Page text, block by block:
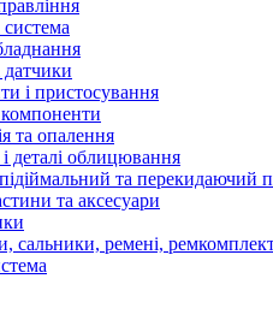
система
і пристосування
компоненти
та опалення
деталі облицювання
та перекидаючий
та аксесуари
сальники, ремені,